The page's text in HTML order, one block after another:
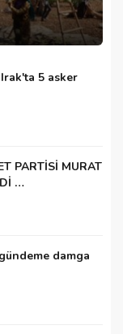
5 asker
PARTİSİ MURAT
…
damga